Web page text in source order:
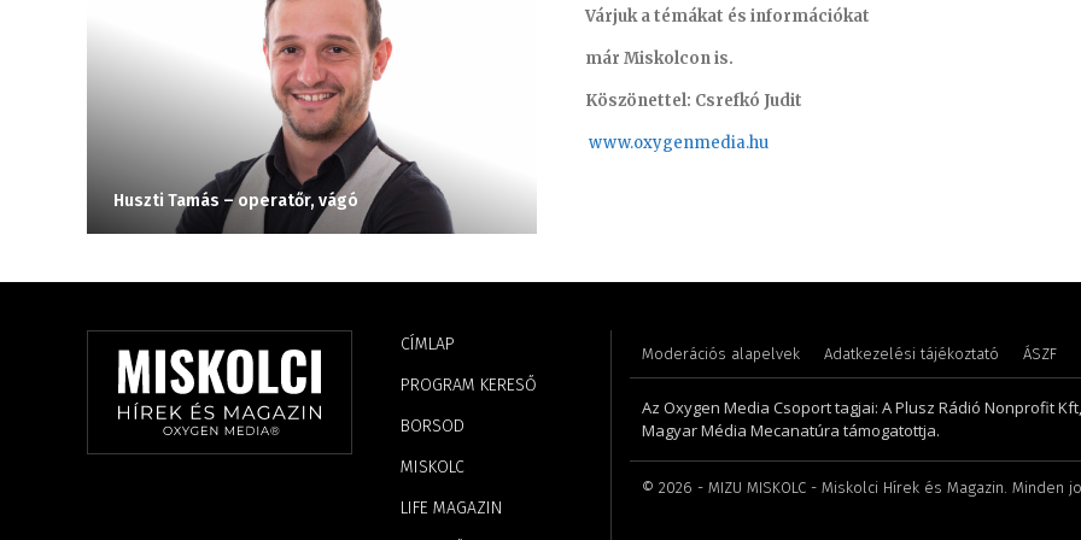
Huszti Tamás – operatőr, vágó Varga
Várjuk a témákat és információkat
már Miskolcon is.
Köszönettel: Csrefkó Judit
www.oxygenmedia.hu
CÍMLAP
PROGRAM KERESŐ
BORSOD
MISKOLC
LIFE MAGAZIN
Moderációs alapelvek Adatkezelési tájékoztató ÁSZF
Az Oxygen Media Csoport tagjai: A Plusz Rádió Nonprofit
Magyar Média Mecanatúra támogatottja.
© 2026 - MIZU MISKOLC - Miskolci Hírek és Magazin. Minden